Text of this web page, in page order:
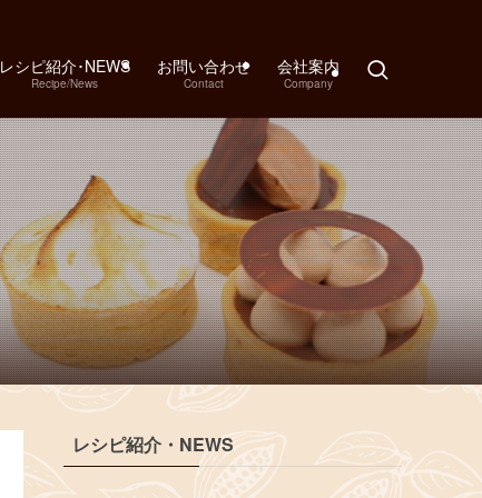
レシピ紹介･NEWS
Recipe/News
お問い合わせ
Contact
会社案内
Company
レシピ紹介・NEWS